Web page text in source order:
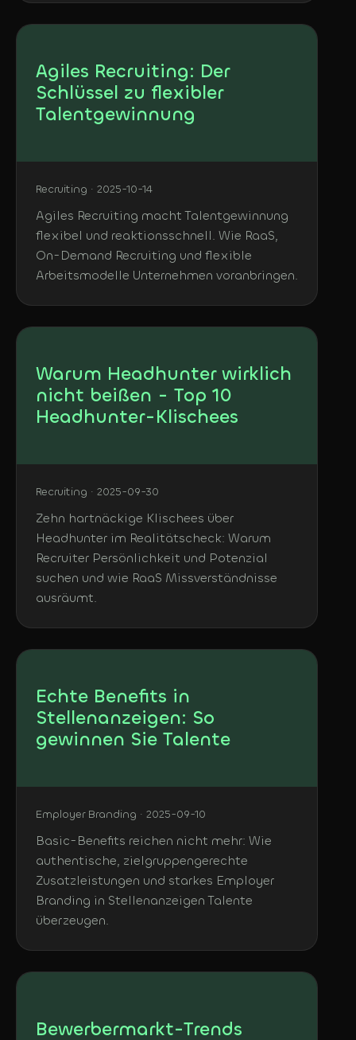
Agiles Recruiting: Der
Schlüssel zu flexibler
Talentgewinnung
Recruiting · 2025-10-14
Agiles Recruiting macht Talentgewinnung
flexibel und reaktionsschnell. Wie RaaS,
On-Demand Recruiting und flexible
Arbeitsmodelle Unternehmen voranbringen.
Warum Headhunter wirklich
nicht beißen - Top 10
Headhunter-Klischees
Recruiting · 2025-09-30
Zehn hartnäckige Klischees über
Headhunter im Realitätscheck: Warum
Recruiter Persönlichkeit und Potenzial
suchen und wie RaaS Missverständnisse
ausräumt.
Echte Benefits in
Stellenanzeigen: So
gewinnen Sie Talente
Employer Branding · 2025-09-10
Basic-Benefits reichen nicht mehr: Wie
authentische, zielgruppengerechte
Zusatzleistungen und starkes Employer
Branding in Stellenanzeigen Talente
überzeugen.
Bewerbermarkt-Trends